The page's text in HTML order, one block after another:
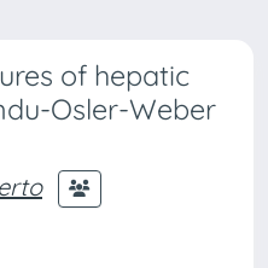
of hepatic
Osler-Weber